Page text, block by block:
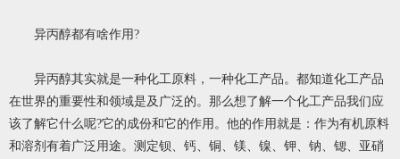
异丙醇都有啥作用?
异丙醇其实就是一种化工原料，一种化工产品。都知道化工产品
在世界的重要性和领域是及广泛的。那么想了解一个化工产品我们应
该了解它什么呢?它的成份和它的作用。他的作用就是：作为有机原料
和溶剂有着广泛用途。测定钡、钙、铜、镁、镍、钾、钠、锶、亚硝